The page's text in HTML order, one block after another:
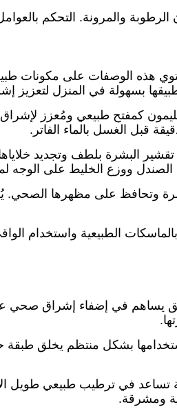
والمرونة. التحكم
هذه الوصفات على مكونات
بسهولة في المنزل لتعزيز
كمفتح طبيعي ومُعزز
البشرة بلطف وتجديد
الوجه لمدة 20 دقيقة ثم اشطف
وتحافظ على مظهرها
بالماسكات الطبيعية واستخدام
يساهم في إضفاء إشراق صحي
بشكل منتظم يخلق
تساعد في ترطيب طبيعي طويل
ومشرقة.